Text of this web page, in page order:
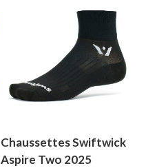
Chaussettes Swiftwick
Aspire Two 2025